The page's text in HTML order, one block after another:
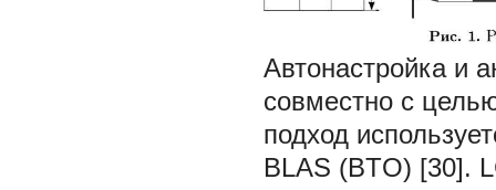
Автонастройка и
совместно с
подход
BLAS (BTO) [30].